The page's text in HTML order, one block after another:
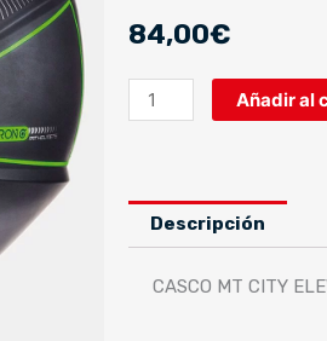
84,00€
CASCO
MT
SV
TRON
MATE/VERDE
Añadir al
Descripción
CASCO MT CITY